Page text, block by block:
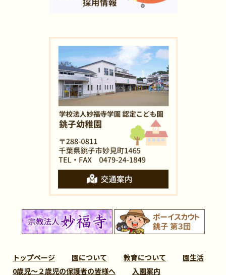
トップページ 園について 教育について
園生活
0歳児～２歳児の保護者の皆様へ
入園案内